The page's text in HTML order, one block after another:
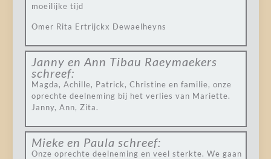
moeilijke tijd
Omer Rita Ertrijckx Dewaelheyns
Janny en Ann Tibau Raeymaekers
schreef:
Magda, Achille, Patrick, Christine en familie, onze
oprechte deelneming bij het verlies van Mariette.
Janny, Ann, Zita.
Mieke en Paula schreef:
Onze oprechte deelneming en veel sterkte. We gaan